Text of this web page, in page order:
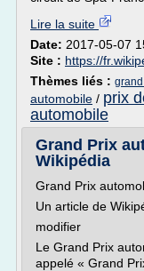
Lire la suite
Date: 2017-05-07
Site : https://
Thèmes liés :
automobile / prix
automobile
Grand Prix
Wikipédia
Grand Prix
Un article de
modifier
Le Grand Prix
appelé « Grand